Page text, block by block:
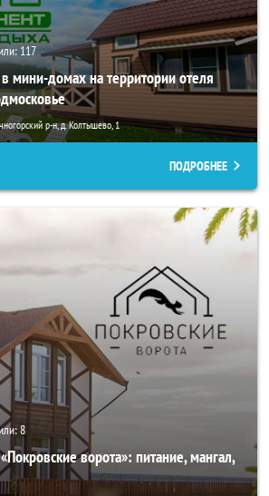
117
мини-домах на территории отеля
р-н, д. Колтышево, 1
ПОДРОБНЕЕ
8
ворота»: питание, мангал,